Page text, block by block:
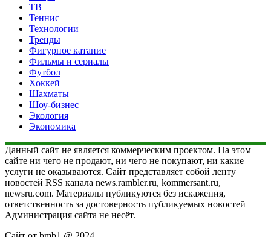
ТВ
Теннис
Технологии
Тренды
Фигурное катание
Фильмы и сериалы
Футбол
Хоккей
Шахматы
Шоу-бизнес
Экология
Экономика
Данный сайт не является коммерческим проектом. На этом
сайте ни чего не продают, ни чего не покупают, ни какие
услуги не оказываются. Сайт представляет собой ленту
новостей RSS канала news.rambler.ru, kommersant.ru,
newsru.com. Материалы публикуются без искажения,
ответственность за достоверность публикуемых новостей
Администрация сайта не несёт.